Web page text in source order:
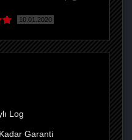
10.01.2020
Log
Garanti